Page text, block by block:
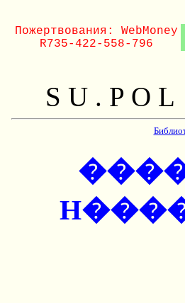
Пожертвования: WebMoney
R735-422-558-796
S U . P O L